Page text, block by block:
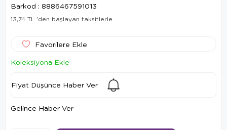
Barkod : 8886467591013
13,74 TL 'den başlayan taksitlerle
Favorilere Ekle
Koleksiyona Ekle
Fiyat Düşünce Haber Ver
Gelince Haber Ver